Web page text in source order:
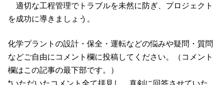
適切な工程管理でトラブルを未然に防ぎ、プロジェクト
を成功に導きましょう。
化学プラントの設計・保全・運転などの悩みや疑問・質問
などご自由にコメント欄に投稿してください。（コメント
欄はこの記事の最下部です。）